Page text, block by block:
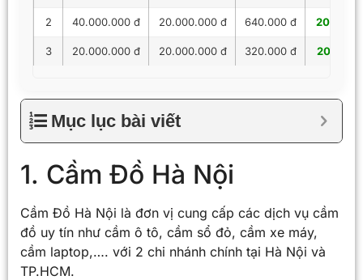
2 40.000.000 đ 20.000.000 đ 640.000 đ
3 20.000.000 đ 20.000.000 đ 320.000 đ
Mục lục bài viết
1. Cầm Đồ Hà Nội
Cầm Đồ Hà Nội là đơn vị cung cấp các dịch vụ cầm
đồ uy tín như cầm ô tô, cầm sổ đỏ, cầm xe máy,
cầm laptop,…. với 2 chi nhánh chính tại Hà Nội và
TP.HCM.